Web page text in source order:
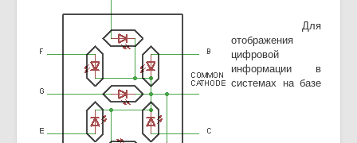
Для
отображения
цифровой
информации в
системах на базе